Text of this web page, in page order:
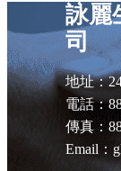
詠麗
司
地址：
電話：
傳真：
Email：